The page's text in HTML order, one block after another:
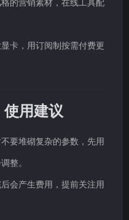
卡，用订阅制按需付费更
用建议
要堆砌复杂的参数，先用
整。
会产生费用，提前关注用